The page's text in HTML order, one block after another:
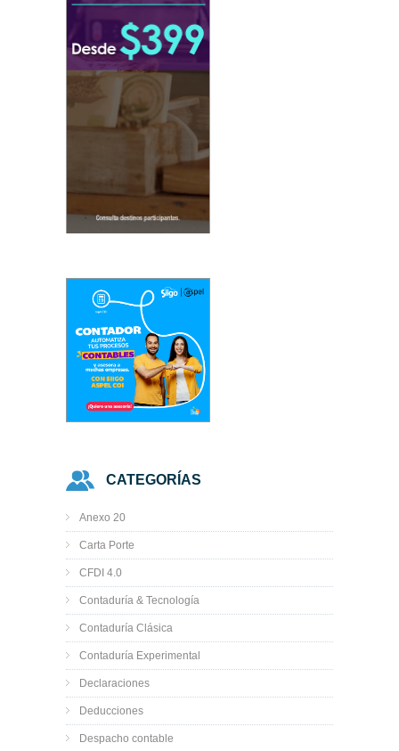
CATEGORÍAS
Anexo 20
Carta Porte
CFDI 4.0
Contaduría & Tecnología
Contaduría Clásica
Contaduría Experimental
Declaraciones
Deducciones
Despacho contable